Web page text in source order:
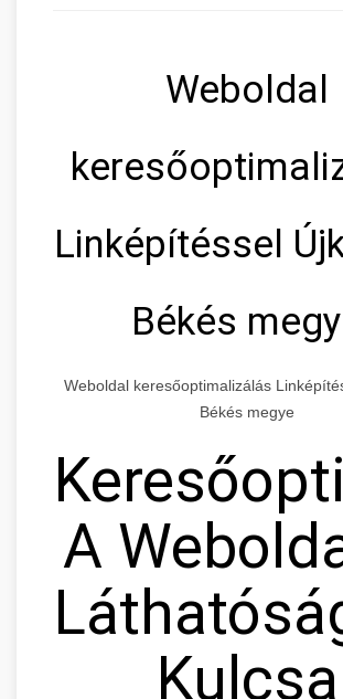
Weboldal
Linképítéssel
Békés
Weboldal keresőoptimalizálás
Békés megye
A
Kulcsa